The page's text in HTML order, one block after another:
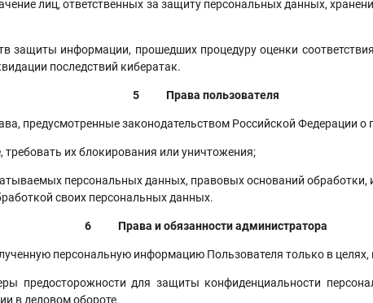
лиц, ответственных за защиту персональных данных,
информации, прошедших процедуру оценки
последствий кибератак.
5 Права пользователя
предусмотренные законодательством Российской Федерации о
их блокирования или уничтожения;
персональных данных, правовых оснований
своих персональных данных.
6 Права и обязанности администратора
персональную информацию Пользователя только в целях,
для защиты конфиденциальности
в деловом обороте.